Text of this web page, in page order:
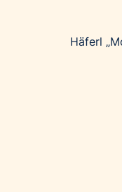
Häferl